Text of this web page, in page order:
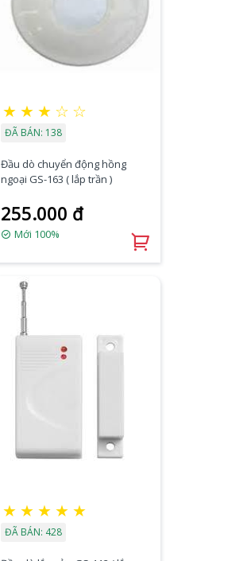
★ ★ ★ ☆ ☆
ĐÃ BÁN: 138
Đầu dò chuyển động hồng
ngoại GS-163 ( lắp trần )
255.000 đ
Mới 100%
★ ★ ★ ★ ★
ĐÃ BÁN: 428